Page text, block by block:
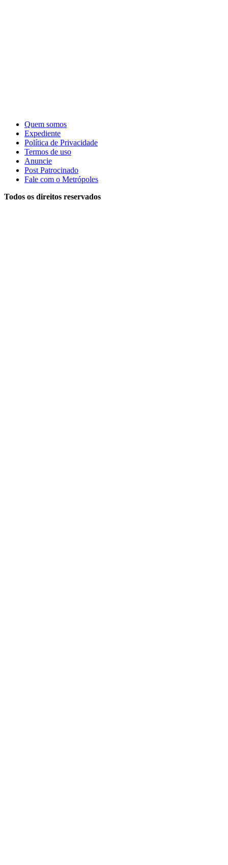
Quem somos
Expediente
Política de Privacidade
Termos de uso
Anuncie
Post Patrocinado
Fale com o Metrópoles
Todos os direitos reservados